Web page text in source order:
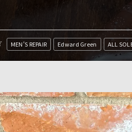
MEN'S REPAIR Edward Green ALL